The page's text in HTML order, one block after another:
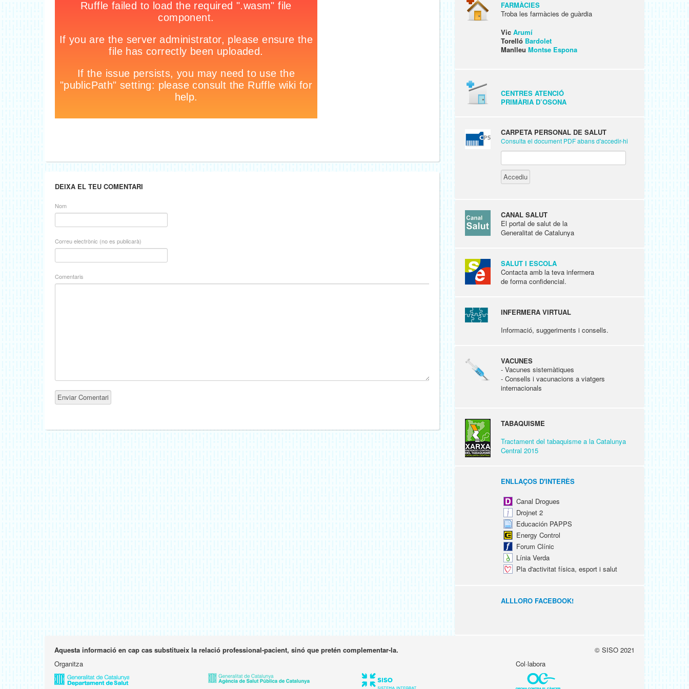
DEIXA EL TEU COMENTARI
Nom
Correu electrònic (no es publicarà)
Comentaris
FARMÀCIES
Troba les farmàcies de guàrdia
Vic Arumí
Torelló Bardolet
Manlleu Montse Espona
CENTRES ATENCIÓ
PRIMÀRIA D’OSONA
CARPETA PERSONAL DE SALUT
Consulta el document PDF abans d'accedir-hi
CANAL SALUT
El portal de salut de la
Generalitat de Catalunya
SALUT I ESCOLA
Contacta amb la teva infermera
de forma confidencial.
INFERMERA VIRTUAL
Informació, suggeriments i consells.
VACUNES
- Vacunes sistemàtiques
- Consells i vacunacions a viatgers
internacionals
TABAQUISME
Tractament del tabaquisme a la Catalunya
Central 2015
ENLLAÇOS D'INTERÈS
Canal Drogues
Drojnet 2
Educación PAPPS
Energy Control
Forum Clínic
Línia Verda
Pla d'activitat física, esport i salut
ALLLORO FACEBOOK!
Aquesta informació en cap cas substitueix la relació professional-pacient, sinó que pretén complementar-la.
© SISO 2021
Organitza
Col·labora